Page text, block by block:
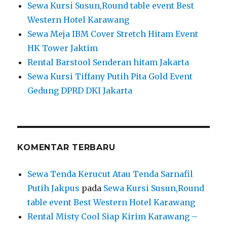
Sewa Kursi Susun,Round table event Best
Western Hotel Karawang
Sewa Meja IBM Cover Stretch Hitam Event
HK Tower Jaktim
Rental Barstool Senderan hitam Jakarta
Sewa Kursi Tiffany Putih Pita Gold Event
Gedung DPRD DKI Jakarta
KOMENTAR TERBARU
Sewa Tenda Kerucut Atau Tenda Sarnafil
Putih Jakpus pada Sewa Kursi Susun,Round
table event Best Western Hotel Karawang
Rental Misty Cool Siap Kirim Karawang –